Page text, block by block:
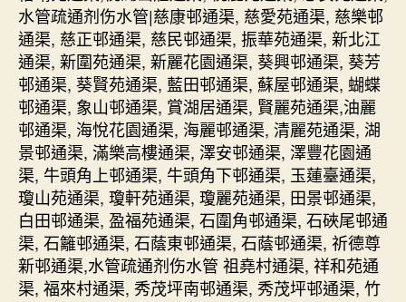
水管疏通剂伤水管|慈康邨通渠, 慈愛苑通渠, 慈樂邨
通渠, 慈正邨通渠, 慈民邨通渠, 振華苑通渠, 新北江
通渠, 新圍苑通渠, 新麗花園通渠, 葵興邨通渠, 葵芳
邨通渠, 葵賢苑通渠, 藍田邨通渠, 蘇屋邨通渠, 蝴蝶
邨通渠, 象山邨通渠, 賞湖居通渠, 賢麗苑通渠,油麗
邨通渠, 海悅花園通渠, 海麗邨通渠, 清麗苑通渠, 湖
景邨通渠, 滿樂高樓通渠, 澤安邨通渠, 澤豐花園通
渠, 牛頭角上邨通渠, 牛頭角下邨通渠, 玉蓮臺通渠,
瓊山苑通渠, 瓊軒苑通渠, 瓊麗苑通渠, 田景邨通渠,
白田邨通渠, 盈福苑通渠, 石圍角邨通渠, 石硤尾邨通
渠, 石籬邨通渠, 石蔭東邨通渠, 石蔭邨通渠, 祈德尊
新邨通渠,水管疏通剂伤水管 祖堯村通渠, 祥和苑通
渠, 福來村通渠, 秀茂坪南邨通渠, 秀茂坪邨通渠, 竹